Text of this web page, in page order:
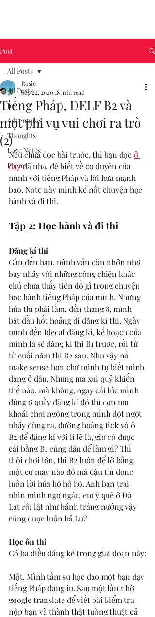
Post
All Posts
Joy
Adventures
Thoughts
Love Notes
Poems
All Posts
Tiếng Pháp, DELF B2 và
một phi vụ vui chơi ra trò
(2)
Rosie
Sep 22, 202018 min read
Nếu chưa đọc bài trước, thì bạn đọc ở
đây đã nha, để biết về cơ duyên của
mình với tiếng Pháp và lời hứa mạnh
bạo. Note này mình kể nốt chuyện học
hành và đi thi.
Tập 2: Học hành và đi thi
Đăng kí thi
Gần đến hạn, mình vẫn còn nhởn nhơ
bay nhảy với những công chiện khác
chứ chưa thấy tiền đồ gì trong chuyện
học hành tiếng Pháp của mình. Nhưng
hứa thì phải làm, đến tháng 8, mình
bắt đầu hốt hoảng đi đăng kí thi. Ngày
mình đến Idecaf đăng kí, kế hoạch của
mình là sẽ đăng kí thi B1 trước, rồi từ
từ cuối năm thi B2 sau. Như vậy nó
make sense hơn chứ mình tự biết mình
đang ở đâu. Nhưng ma xui quỷ khiến
thế nào, mà không, ngay cái lúc mình
đứng ở quầy đăng kí đó thì con mụ
khoái chơi ngông trong mình đột ngột
nhảy đùng ra, đường hoàng tick vô ô
B2 để đăng kí với lí lẽ là, giờ có được
cái bằng B1 cũng đâu để làm gì? Thì
thôi chơi lớn, thi B2 luôn để lỡ bằng
một cơ may nào đó mà đậu thì done
luôn lời hứa hô hô hô. Anh bạn trai
nhìn mình ngơ ngác, em ỷ quê ở Đà
Lạt rồi lật như bánh tráng nướng vậy
cũng được luôn hả Lu?
Học ôn thi
Có ba điều đáng kể trong giai đoạn này:
Một. Mình tầm sư học đạo một bạn dạy
tiếng Pháp đáng iu. Sau một lần nhờ
google translate để viết bài kiểm tra
nộp bạn và thành thật tường thuật cả